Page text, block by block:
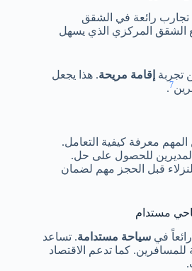
تجارب رائعة في الشقق
الشقق المركزي الذي يسهل
تجربة إقامة مريحة. هذا يجعل
7
.
معرفة كيفية التعامل.
المديرين للحصول على حل.
قبل الحجز مهم لضمان
مستدام
في سياحة مستدامة. تساعد
للمسافرين. كما تدعم الاقتصاد